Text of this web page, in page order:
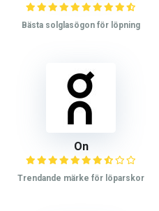
Bästa solglasögon för löpning
On
Trendande märke för löparskor